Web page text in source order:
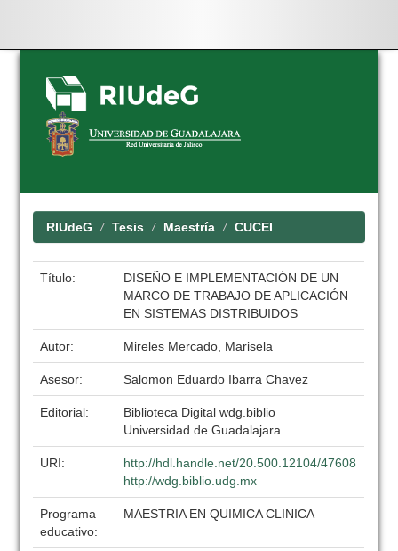
Skip
navigation
RIUdeG Tesis Maestría CUCEI
Título:
DISEÑO E IMPLEMENTACIÓN DE UN
MARCO DE TRABAJO DE APLICACIÓN
EN SISTEMAS DISTRIBUIDOS
Autor: Mireles Mercado, Marisela
Asesor: Salomon Eduardo Ibarra Chavez
Editorial:
Biblioteca Digital wdg.biblio
Universidad de Guadalajara
URI:
http://hdl.handle.net/20.500.12104/47608
http://wdg.biblio.udg.mx
Programa
educativo:
MAESTRIA EN QUIMICA CLINICA